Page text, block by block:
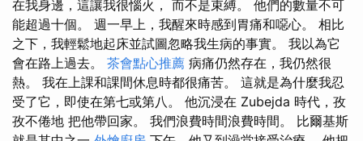
在我身邊，這讓我很惱火， 而不是束縛。 他們的數量不可
能超過十個。 週一早上，我醒來時感到胃痛和噁心。 相比
之下，我輕鬆地起床並試圖忽略我生病的事實。 我以為它
會在路上過去。 茶會點心推薦 病痛仍然存在，我仍然很
熱。 我在上課和課間休息時都很痛苦。 這就是為什麼我忍
受了它，即使在第七或第八。 他沉浸在 Zubejda 時代，孜
孜不倦地 把他帶回家。 我們浪費時間浪費時間。 比爾基斯